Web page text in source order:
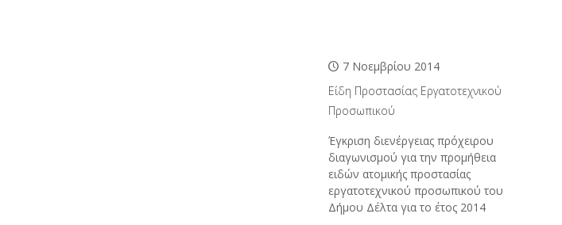
7 Νοεμβρίου 2014
Είδη Προστασίας Εργατοτεχνικού
Προσωπικού
Έγκριση διενέργειας πρόχειρου
διαγωνισμού για την προμήθεια
ειδών ατομικής προστασίας
εργατοτεχνικού προσωπικού του
Δήμου Δέλτα για το έτος 2014